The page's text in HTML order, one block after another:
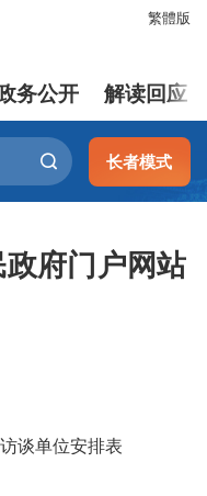
繁體版
务公开 解读回应
长者模式
府门户网站
谈单位安排表